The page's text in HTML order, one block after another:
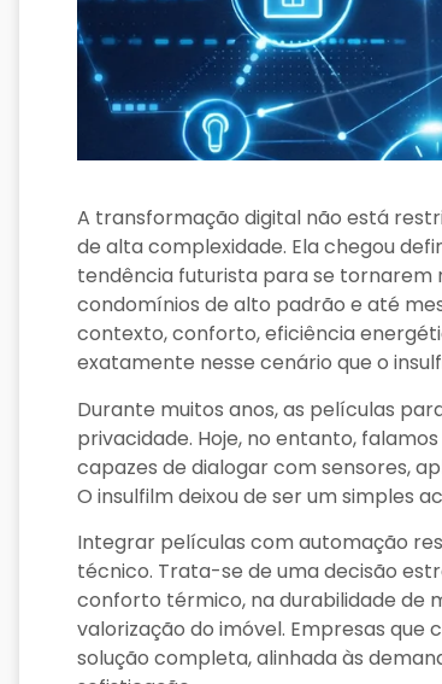
A transformação digital não está
de alta complexidade. Ela chegou
tendência futurista para se
condomínios de alto padrão e até
contexto, conforto, eficiência
exatamente nesse cenário que o
Durante muitos anos, as películas
privacidade. Hoje, no entanto,
capazes de dialogar com sensores,
O insulfilm deixou de ser um simples
Integrar películas com automação
técnico. Trata-se de uma decisão
conforto térmico, na durabilidade de
valorização do imóvel. Empresas
solução completa, alinhada às